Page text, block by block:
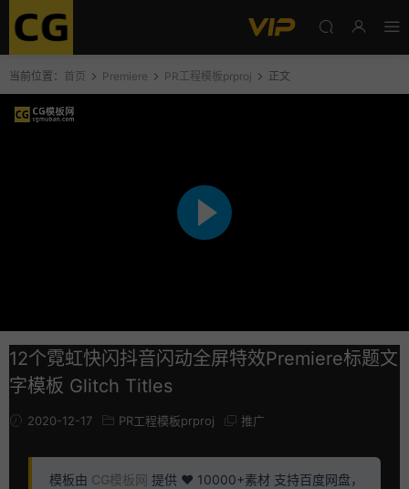
当前位置： 首页 Premiere PR工程模板prproj 正文
12个霓虹快闪抖音闪动全屏特效Premiere标题文
字模板 Glitch Titles
2020-12-17 PR工程模板prproj 推广
模板由 CG模板网 提供 ❤️ 10000+素材 支持百度网盘，